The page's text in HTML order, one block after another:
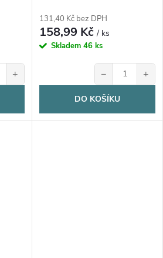
+
131,40 Kč bez DPH
158,99 Kč/ ks
Skladem 46 ks
− +
DO KOŠÍKU